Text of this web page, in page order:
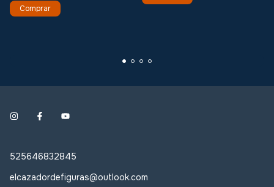
525646832845
elcazadordefiguras@outlook.com